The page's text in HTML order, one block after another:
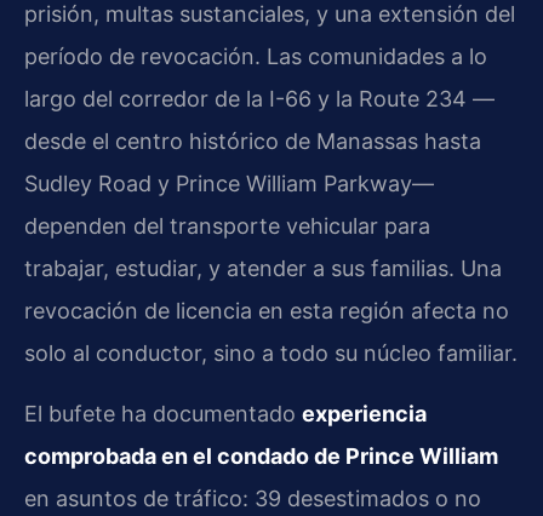
prisión, multas sustanciales, y una extensión del
período de revocación. Las comunidades a lo
largo del corredor de la I-66 y la Route 234 —
desde el centro histórico de Manassas hasta
Sudley Road y Prince William Parkway—
dependen del transporte vehicular para
trabajar, estudiar, y atender a sus familias. Una
revocación de licencia en esta región afecta no
solo al conductor, sino a todo su núcleo familiar.
El bufete ha documentado experiencia
comprobada en el condado de Prince William
en asuntos de tráfico: 39 desestimados o no